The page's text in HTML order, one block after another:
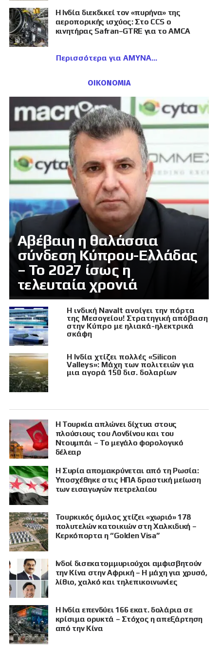
Η Ινδία διεκδικεί τον «πυρήνα» της
αεροπορικής ισχύος: Στο CCS ο
κινητήρας Safran–GTRE για το AMCA
Περισσότερα για ΑΜΥΝΑ
ΟΙΚΟΝΟΜΙΑ
Αβέβαιη η θαλάσσια
σύνδεση Κύπρου-Ελλάδας
– Το 2027 ίσως η
τελευταία χρονιά
Η ινδική Navalt ανοίγει την πόρτα
της Μεσογείου! Στρατηγική απόβαση
στην Κύπρο με ηλιακά-ηλεκτρικά
σκάφη
Η Ινδία χτίζει πολλές «Silicon
Valleys»: Μάχη των πολιτειών για
μια αγορά 150 δισ. δολαρίων
Η Τουρκία απλώνει δίχτυα στους
πλούσιους του Λονδίνου και του
Ντουμπάι – Το μεγάλο φορολογικό
δέλεαρ
Η Συρία απομακρύνεται από τη Ρωσία:
Υποσχέθηκε στις ΗΠΑ δραστική μείωση
των εισαγωγών πετρελαίου
Τουρκικός όμιλος χτίζει «χωριό» 178
πολυτελών κατοικιών στη Χαλκιδική –
Κερκόπορτα η “Golden Visa”
Ινδοί δισεκατομμυριούχοι αμφισβητούν
την Κίνα στην Αφρική – Η μάχη για χρυσό,
λίθιο, χαλκό και τηλεπικοινωνίες
Η Ινδία επενδύει 166 εκατ. δολάρια σε
κρίσιμα ορυκτά – Στόχος η απεξάρτηση
από την Κίνα